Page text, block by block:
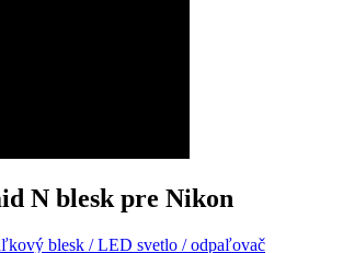
N blesk pre Nikon